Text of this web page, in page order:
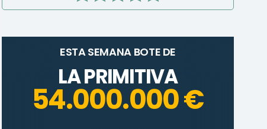
ESTA SEMANA BOTE DE
LA PRIMITIVA
54.000.000 €